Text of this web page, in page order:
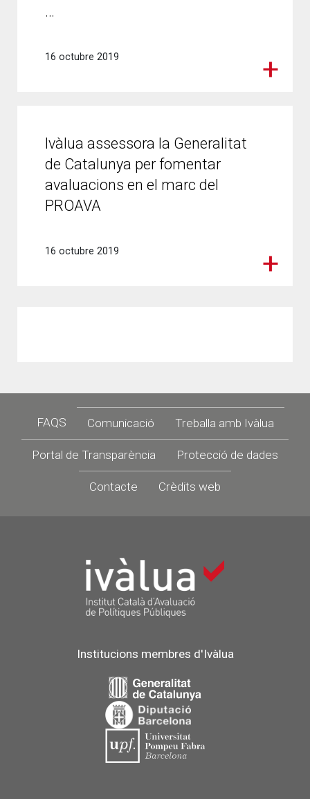
…
16 octubre 2019
Ivàlua assessora la Generalitat
de Catalunya per fomentar
avaluacions en el marc del
PROAVA
16 octubre 2019
Footer
FAQS Comunicació Treballa amb Ivàlua
Portal de Transparència Protecció de dades
Contacte Crèdits web
Institucions membres d'Ivàlua